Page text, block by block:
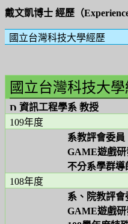
戴文凱博士 經歷（
國立台灣科技大學經歷
國立台灣科技大
資訊工程學系 教授
109年度
系教評會委員
GAME遊戲
不分系學群導
108年度
系、院教評會
GAME遊戲